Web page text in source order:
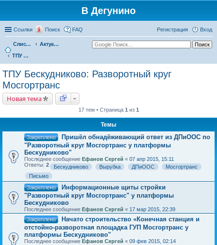
В Дегунино
Ссылки Поиск FAQ Вход
Регистрация
Список форумов
Актуальные вопросы
ТПУ Бескудниково: Разворотный круг Мосгортранс
ТПУ Бескудниково: Разворотный круг
Мосгортранс
Новая тема
17 тем • Страница 1 из 1
Темы
Закреплено
Пришёл обнадёживающий ответ из ДПиООС по
"Разворотный круг Мосгортранс у платформы
Бескудниково"
Последнее сообщение Ефанов Сергей « 07 апр 2015, 15:11
Ответы: 2 Бескудниково Вырубка ДПиООС
Мосгортранс
Письмо
Закреплено
Информационные щиты стройки
"Разворотный круг Мосгортранс" у платформы
Бескудниково
Последнее сообщение Ефанов Сергей « 17 мар 2015, 22:39
Закреплено
Начато строительство «Конечная станция и
отстойно-разворотная площадка ГУП Мосгортранс у
платформы Бескудниково"
Последнее сообщение Ефанов Сергей « 09 фев 2015, 02:14